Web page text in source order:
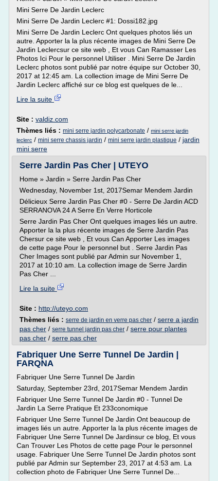
Mini Serre De Jardin Leclerc
Mini Serre De Jardin Leclerc #1: Dossi182.jpg
Mini Serre De Jardin Leclerc Ont quelques photos liés un
autre. Apporter la la plus récente images de Mini Serre De
Jardin Leclercsur ce site web , Et vous Can Ramasser Les
Photos Ici Pour le personnel Utiliser . Mini Serre De Jardin
Leclerc photos sont publié par notre équipe sur October 30,
2017 at 12:45 am. La collection image de Mini Serre De
Jardin Leclerc affiché sur ce blog est quelques de le...
Lire la suite
Site : valdiz.com
Thèmes liés : mini serre jardin polycarbonate / mini serre jardin
leclerc / mini serre chassis jardin / mini serre jardin plastique / jardin
mini serre
Serre Jardin Pas Cher | UTEYO
Home » Jardin » Serre Jardin Pas Cher
Wednesday, November 1st, 2017Semar Mendem Jardin
Délicieux Serre Jardin Pas Cher #0 - Serre De Jardin ACD
SERRANOVA 24 A Serre En Verre Horticole
Serre Jardin Pas Cher Ont quelques images liés un autre.
Apporter la la plus récente images de Serre Jardin Pas
Chersur ce site web , Et vous Can Apporter Les images
de cette page Pour le personnel but . Serre Jardin Pas
Cher Images sont publié par Admin sur November 1,
2017 at 10:10 am. La collection image de Serre Jardin
Pas Cher ...
Lire la suite
Site : http://uteyo.com
Thèmes liés : serre de jardin en verre pas cher / serre a jardin
pas cher / serre tunnel jardin pas cher / serre pour plantes
pas cher / serre pas cher
Fabriquer Une Serre Tunnel De Jardin |
FARQNA
Fabriquer Une Serre Tunnel De Jardin
Saturday, September 23rd, 2017Semar Mendem Jardin
Fabriquer Une Serre Tunnel De Jardin #0 - Tunnel De
Jardin La Serre Pratique Et 233conomique
Fabriquer Une Serre Tunnel De Jardin Ont beaucoup de
images liés un autre. Apporter la la plus récente images de
Fabriquer Une Serre Tunnel De Jardinsur ce blog, Et vous
Can Trouver Les Photos de cette page Pour le personnel
usage. Fabriquer Une Serre Tunnel De Jardin photos sont
publié par Admin sur September 23, 2017 at 4:53 am. La
collection photo de Fabriquer Une Serre Tunnel De...